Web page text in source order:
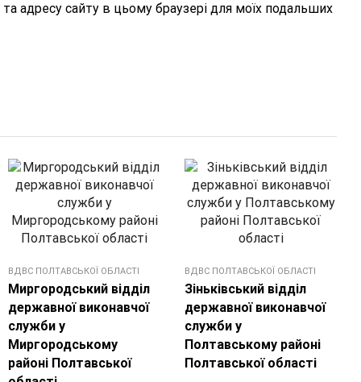
адресу сайту в цьому браузері для моїх подальших
ВДВС ПОЛТАВСЬКОЇ ОБЛАСТІ
Миргородський відділ
державної виконавчої
служби у
Миргородському
районі Полтавської
ВДВС ПОЛТАВСЬКОЇ ОБЛАСТІ
Зіньківський відділ
державної виконавчої
служби у
Полтавському районі
Полтавської області